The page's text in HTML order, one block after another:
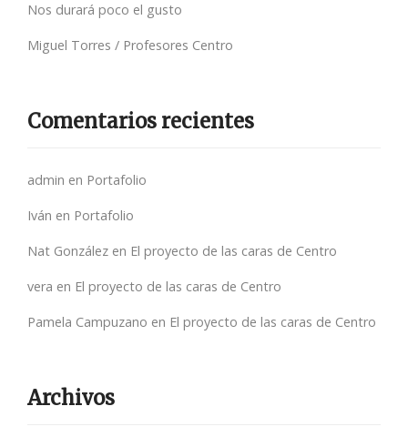
Nos durará poco el gusto
Miguel Torres / Profesores Centro
Comentarios recientes
admin en Portafolio
Iván en Portafolio
Nat González en El proyecto de las caras de Centro
vera en El proyecto de las caras de Centro
Pamela Campuzano en El proyecto de las caras de Centro
Archivos